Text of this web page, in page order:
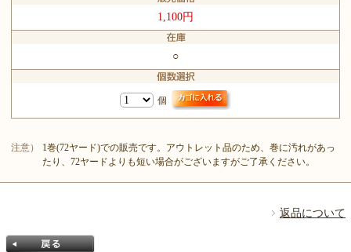
1,100円
○
個
注意）
1巻(72ヤード)での販売です。アウトレット品のため、巻に汚れがあっ
たり、72ヤードよりも短い場合がございますがご了承ください。
返品について